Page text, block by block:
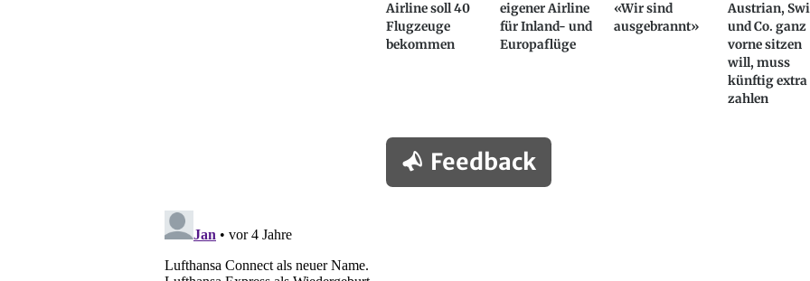
Airline soll 40
Flugzeuge
bekommen
eigener Airline
für Inland- und
Europaflüge
«Wir sind
ausgebrannt»
Austrian,
und Co. ganz
vorne sitzen
will, muss
künftig extra
zahlen
Feedback